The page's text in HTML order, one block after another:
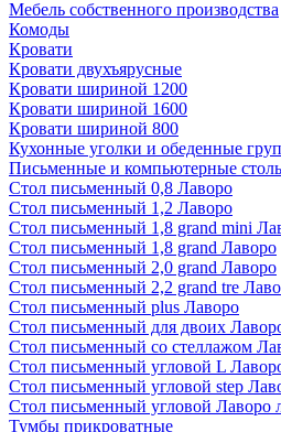
Мебель собственного производства
Комоды
Кровати
Кровати двухъярусные
Кровати шириной 1200
Кровати шириной 1600
Кровати шириной 800
Кухонные уголки и обеденные
Письменные и компьютерные
Стол письменный 0,8 Лаворо
Стол письменный 1,2 Лаворо
Стол письменный 1,8 grand mini
Стол письменный 1,8 grand Лаворо
Стол письменный 2,0 grand Лаворо
Стол письменный 2,2 grand tre
Стол письменный plus Лаворо
Стол письменный для двоих
Стол письменный со стеллажом
Стол письменный угловой L
Стол письменный угловой step
Стол письменный угловой Лаворо
Тумбы прикроватные